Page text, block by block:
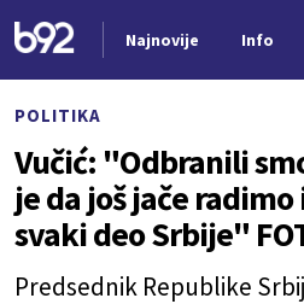
Najnovije Info
POLITIKA
Vučić: "Odbranili
je da još jače
svaki deo Srbije"
Predsednik Republike